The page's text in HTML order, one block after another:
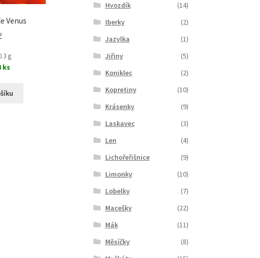
Venus
g
ks
Hvozdík
(14)
Iberky
(2)
Jazylka
(1)
Jiřiny
(5)
Koniklec
(2)
Kopretiny
(10)
Krásenky
(9)
Laskavec
(3)
Len
(4)
Lichořeřišnice
(9)
Limonky
(10)
Lobelky
(7)
Macešky
(22)
Mák
(11)
Měsíčky
(8)